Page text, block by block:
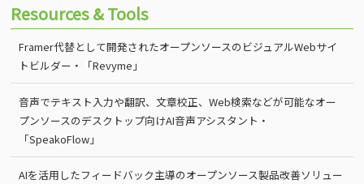
Resources & Tools
Framer代替として開発されたオープンソースのビジュアルWebサイ
トビルダー・「Revyme」
音声でテキスト入力や翻訳、文章校正、Web検索などが可能なオー
プンソースのデスクトップ向けAI音声アシスタント・
「SpeakoFlow」
AIを活用したフィードバック主導のオープンソース製品改善ソリュー